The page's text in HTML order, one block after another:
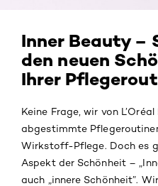
Inner Beauty –
den neuen
Ihrer
Keine Frage, wir von
abgestimmte
Wirkstoff-Pflege. Doch es
Aspekt der Schönheit –
auch „innere Schönheit”.